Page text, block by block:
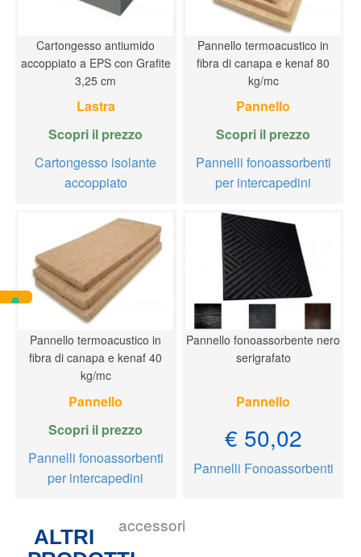
Cartongesso antiumido
accoppiato a EPS con Grafite
3,25 cm
Lastra
Scopri il prezzo
Cartongesso isolante
accoppiato
Pannello termoacustico in
fibra di canapa e kenaf 80
kg/mc
Pannello
Scopri il prezzo
Pannelli fonoassorbenti
per intercapedini
Pannello termoacustico in
fibra di canapa e kenaf 40
kg/mc
Pannello
Scopri il prezzo
Pannelli fonoassorbenti
per intercapedini
Pannello fonoassorbente nero
serigrafato
Pannello
€ 50,02
Pannelli Fonoassorbenti
ALTRI
accessori